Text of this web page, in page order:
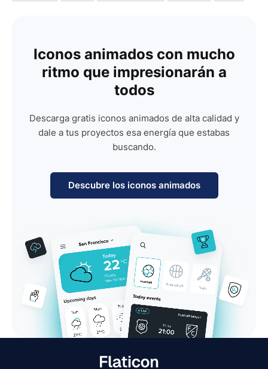
Iconos animados con mucho
ritmo que impresionarán a
todos
Descarga gratis iconos animados de alta calidad y
dale a tus proyectos esa energía que estabas
buscando.
Descubre los iconos animados